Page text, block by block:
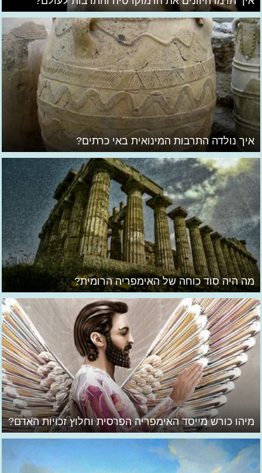
איך נולדה התרבות המינואית באי כרתים?
מה היה סוד כוחה של האימפריה הרומית?
מיהו כורש מייסד האימפריה הפרסית וחלוץ זכויות האדם?